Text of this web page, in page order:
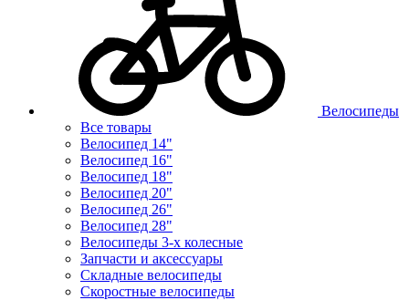
Велосипеды
Все товары
Велосипед 14"
Велосипед 16"
Велосипед 18"
Велосипед 20"
Велосипед 26"
Велосипед 28"
Велосипеды 3-х колесные
Запчасти и аксессуары
Складные велосипеды
Скоростные велосипеды